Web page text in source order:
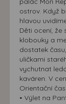
ostrov. Když
hlavou
Děti ocení,
klobouky a
dostatek
uličkami
vychutnat
kaváren. V
Orientační
• Výlet na